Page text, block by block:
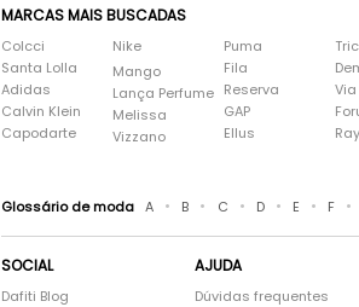
MARCAS MAIS BUSCADAS
Colcci
Santa Lolla
Adidas
Calvin Klein
Capodarte
Nike
Mango
Lança Perfume
Melissa
Vizzano
Puma
Fila
Reserva
GAP
Ellus
Glossário de moda A • B • C • D • E • F •
SOCIAL
Dafiti Blog
AJUDA
Dúvidas frequentes